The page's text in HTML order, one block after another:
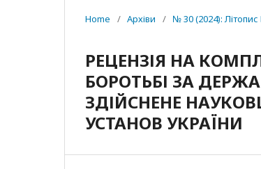
Home / Архіви / № 30 (2024): Літопис
РЕЦЕНЗІЯ НА
БОРОТЬБІ ЗА
ЗДІЙСНЕНЕ
УСТАНОВ УКРАЇНИ